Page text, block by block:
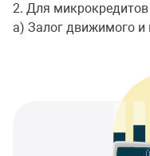
2. Для
а) Залог движимого